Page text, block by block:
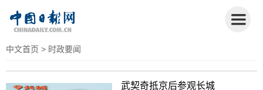
中文首页 > 时政要闻
武契奇抵京后参观长城